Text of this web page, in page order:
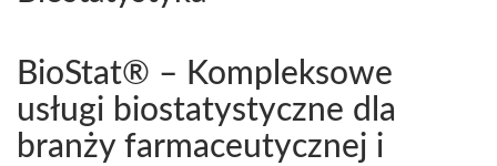
BioStat® – Kompleksowe
usługi biostatystyczne dla
branży farmaceutycznej i